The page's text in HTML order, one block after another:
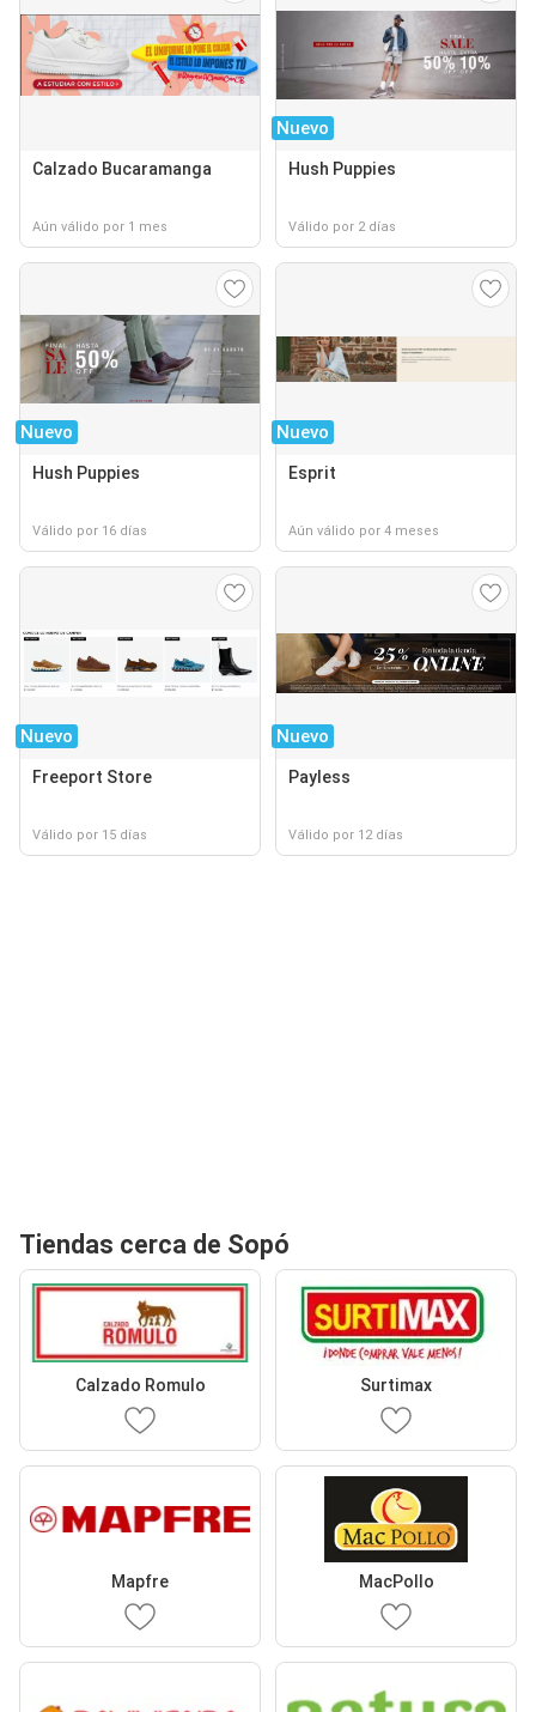
Calzado Bucaramanga
Aún válido por 1 mes
Nuevo
Hush Puppies
Válido por 2 días
Nuevo
Hush Puppies
Válido por 16 días
Nuevo
Esprit
Aún válido por 4 meses
Nuevo
Freeport Store
Válido por 15 días
Nuevo
Payless
Válido por 12 días
Tiendas cerca de Sopó
Calzado Romulo Surtimax
Mapfre MacPollo